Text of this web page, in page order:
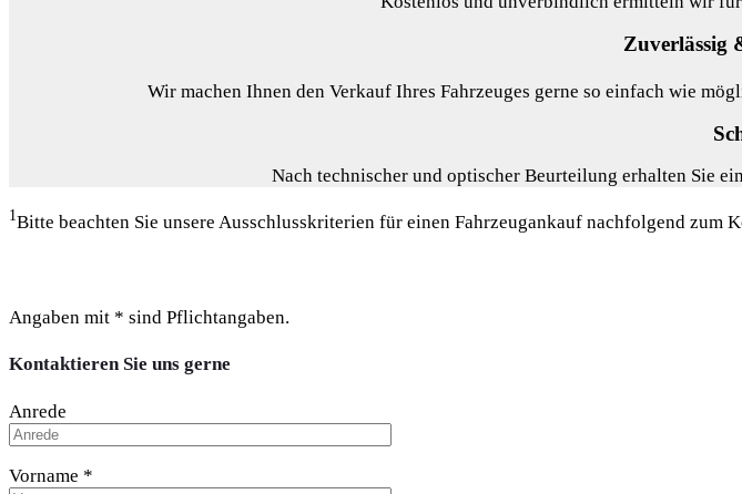
Zuverlässig
Wir machen Ihnen den Verkauf Ihres Fahrzeuges gerne so einfach wie
Nach technischer und optischer Beurteilung erhalten Sie
1Bitte beachten Sie unsere Ausschlusskriterien für einen Fahrzeugankauf nachfolgend zum
Angaben mit * sind Pflichtangaben.
Kontaktieren Sie uns gerne
Anrede
Vorname *